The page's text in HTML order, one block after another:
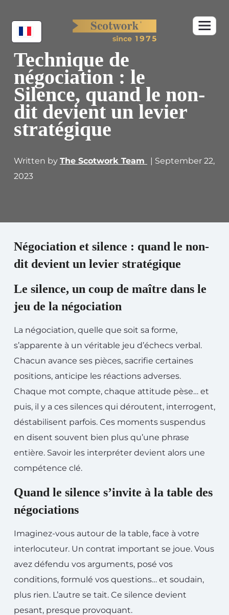
Technique de
négociation : le
Silence, quand le non-
dit devient un levier
stratégique
Written by The Scotwork Team
| September 22,
2023
Négociation et silence : quand le non-
dit devient un levier stratégique
Le silence, un coup de maître dans le
jeu de la négociation
La négociation, quelle que soit sa forme,
s’apparente à un véritable jeu d’échecs verbal.
Chacun avance ses pièces, sacrifie certaines
positions, anticipe les réactions adverses.
Chaque mot compte, chaque attitude pèse… et
puis, il y a ces silences qui déroutent, interrogent,
déstabilisent parfois. Ces moments suspendus
en disent souvent bien plus qu’une phrase
entière. Savoir les interpréter devient alors une
compétence clé.
Quand le silence s’invite à la table des
négociations
Imaginez-vous autour de la table, face à votre
interlocuteur. Un contrat important se joue. Vous
avez défendu vos arguments, posé vos
conditions, formulé vos questions… et soudain,
plus rien. L’autre se tait. Ce silence devient
pesant, presque provoquant.